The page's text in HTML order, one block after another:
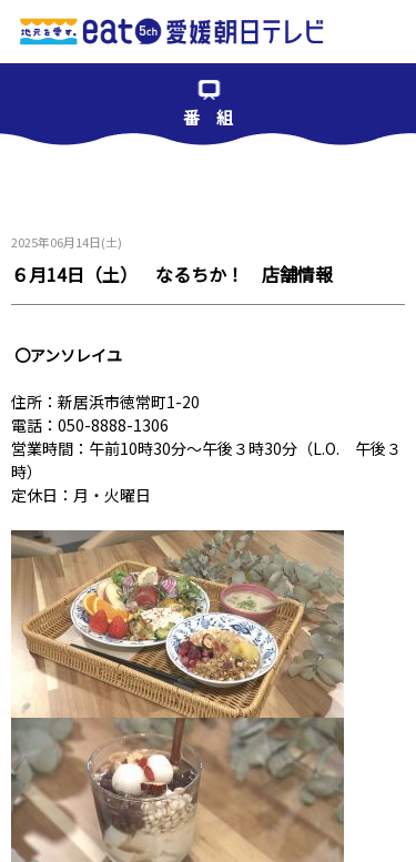
番 組
2025年06月14日(土)
６月14日（土） なるちか！ 店舗情報
〇アンソレイユ
住所：新居浜市徳常町1-20
電話：050-8888-1306
営業時間：午前10時30分～午後３時30分（L.O. 午後３
時）
定休日：月・火曜日